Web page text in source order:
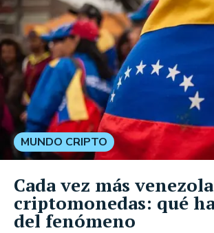
MUNDO CRIPTO
Cada vez más
criptomonedas: qué
del fenómeno